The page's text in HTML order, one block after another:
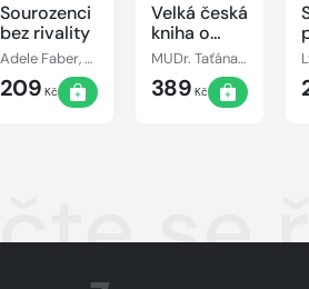
Sourozenci
bez rivality
Adele Faber, Elaine Mazlish
209 Kč
Velká česká
kniha o
matce a
MUDr. Taťána Hanáková
389 Kč
se